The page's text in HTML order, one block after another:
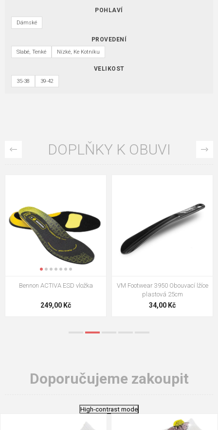
POHLAVÍ
Dámské
PROVEDENÍ
Slabé, Tenké Nízké, Ke Kotníku
VELIKOST
35-38 39-42
DOPLŇKY K OBUVI
VM Footwear 3009 Vkládací stélka
124,00 Kč
VM Footwear 3102 Tkaničky
ploché
18,70 Kč
Doporučujeme zakoupit
High-contrast mode